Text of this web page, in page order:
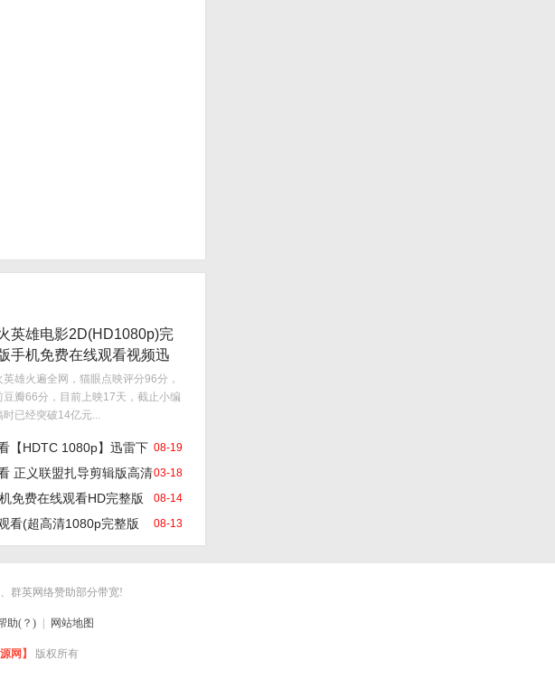
英雄电影2D(HD1080p)完
手机免费在线观看视频迅
载
英雄火遍全网，猫眼点映评分96分，
豆瓣66分，目前上映17天，截止小编
时已经突破14亿元...
08-19
【HDTC 1080p】迅雷下
03-18
正义联盟扎导剪辑版高清
08-14
免费在线观看HD完整版
08-13
看(超高清1080p完整版
群英网络赞助部分带宽!
助(？) 网站地图
网】 版权所有